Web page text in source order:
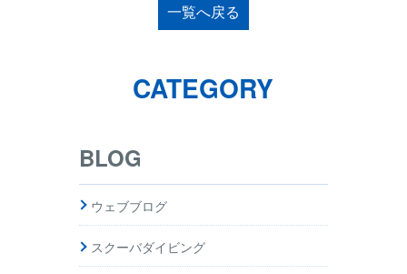
一覧へ戻る
CATEGORY
BLOG
ウェブブログ
スクーバダイビング